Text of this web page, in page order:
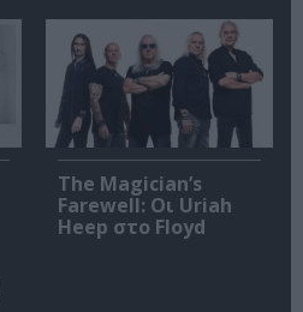
The Magician’s
Farewell: Οι Uriah
Heep στο Floyd